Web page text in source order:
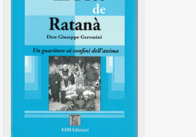
NATUROPATIA IN BREVE 18/01